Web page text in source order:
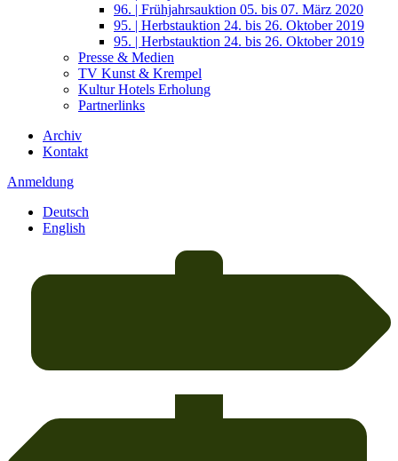
96. | Frühjahrsauktion 05. bis 07. März 2020
95. | Herbstauktion 24. bis 26. Oktober 2019
95. | Herbstauktion 24. bis 26. Oktober 2019
Presse & Medien
TV Kunst & Krempel
Kultur Hotels Erholung
Partnerlinks
Archiv
Kontakt
Anmeldung
Deutsch
English